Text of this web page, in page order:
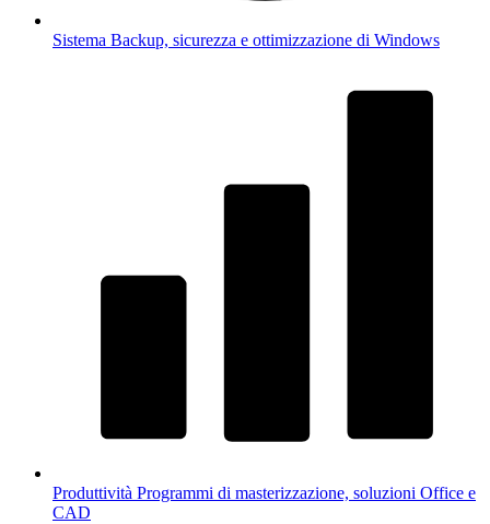
Sistema Backup, sicurezza e ottimizzazione di Windows
Produttività Programmi di masterizzazione, soluzioni Office e
CAD